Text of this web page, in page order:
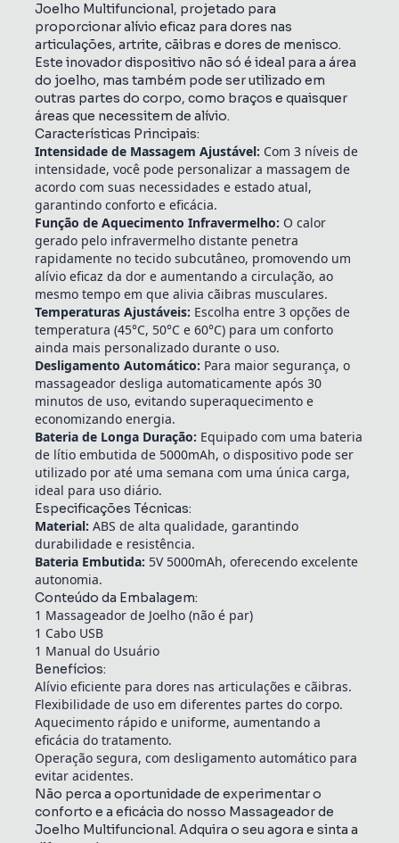
Joelho Multifuncional, projetado para
proporcionar alívio eficaz para dores nas
articulações, artrite, cãibras e dores de menisco.
Este inovador dispositivo não só é ideal para a área
do joelho, mas também pode ser utilizado em
outras partes do corpo, como braços e quaisquer
áreas que necessitem de alívio.
Características Principais:
Intensidade de Massagem Ajustável: Com 3 níveis de
intensidade, você pode personalizar a massagem de
acordo com suas necessidades e estado atual,
garantindo conforto e eficácia.
Função de Aquecimento Infravermelho: O calor
gerado pelo infravermelho distante penetra
rapidamente no tecido subcutâneo, promovendo um
alívio eficaz da dor e aumentando a circulação, ao
mesmo tempo em que alivia cãibras musculares.
Temperaturas Ajustáveis: Escolha entre 3 opções de
temperatura (45°C, 50°C e 60°C) para um conforto
ainda mais personalizado durante o uso.
Desligamento Automático: Para maior segurança, o
massageador desliga automaticamente após 30
minutos de uso, evitando superaquecimento e
economizando energia.
Bateria de Longa Duração: Equipado com uma bateria
de lítio embutida de 5000mAh, o dispositivo pode ser
utilizado por até uma semana com uma única carga,
ideal para uso diário.
Especificações Técnicas:
Material: ABS de alta qualidade, garantindo
durabilidade e resistência.
Bateria Embutida: 5V 5000mAh, oferecendo excelente
autonomia.
Conteúdo da Embalagem:
1 Massageador de Joelho (não é par)
1 Cabo USB
1 Manual do Usuário
Benefícios:
Alívio eficiente para dores nas articulações e cãibras.
Flexibilidade de uso em diferentes partes do corpo.
Aquecimento rápido e uniforme, aumentando a
eficácia do tratamento.
Operação segura, com desligamento automático para
evitar acidentes.
Não perca a oportunidade de experimentar o
conforto e a eficácia do nosso Massageador de
Joelho Multifuncional. Adquira o seu agora e sinta a